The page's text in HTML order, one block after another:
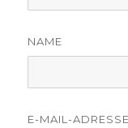
NAME
E-MAIL-ADRESSE